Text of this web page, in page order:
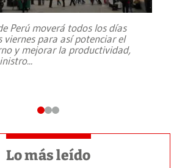
Perú moverá todos los días
viernes para así potenciar el
y mejorar la productividad,
...
Lo más leído